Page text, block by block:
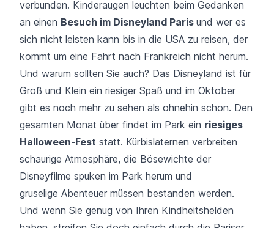
verbunden. Kinderaugen leuchten beim Gedanken
an einen Besuch im Disneyland Paris und wer es
sich nicht leisten kann bis in die USA zu reisen, der
kommt um eine Fahrt nach Frankreich nicht herum.
Und warum sollten Sie auch? Das Disneyland ist für
Groß und Klein ein riesiger Spaß und im Oktober
gibt es noch mehr zu sehen als ohnehin schon. Den
gesamten Monat über findet im Park ein riesiges
Halloween-Fest statt. Kürbislaternen verbreiten
schaurige Atmosphäre, die Bösewichte der
Disneyfilme spuken im Park herum und
gruselige Abenteuer müssen bestanden werden.
Und wenn Sie genug von Ihren Kindheitshelden